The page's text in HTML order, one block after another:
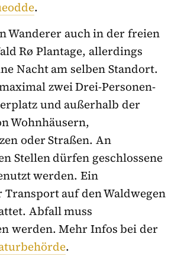
.
Wanderer auch in der freien
Rø Plantage, allerdings
Nacht am selben Standort.
zwei Drei-Personen-
und außerhalb der
Wohnhäusern,
oder Straßen. An
Stellen dürfen geschlossene
werden. Ein
auf den Waldwegen
Abfall muss
werden. Mehr Infos bei der
.